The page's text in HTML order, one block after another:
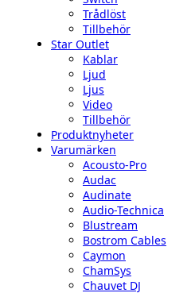
Trådlöst
Tillbehör
Star Outlet
Kablar
Ljud
Ljus
Video
Tillbehör
Produktnyheter
Varumärken
Acousto-Pro
Audac
Audinate
Audio-Technica
Blustream
Bostrom Cables
Caymon
ChamSys
Chauvet DJ